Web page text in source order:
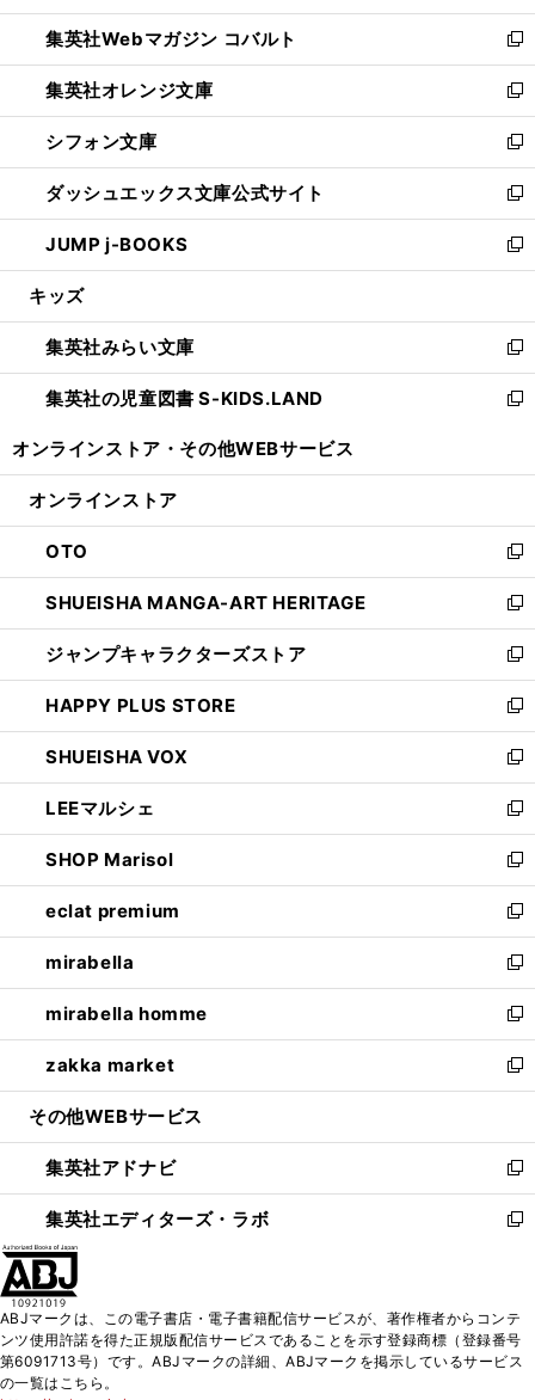
開
く
ウ
で
開
く
ン
ド
ウ
で
開
く
ウ
ィ
ン
ド
ウ
で
開
く
集英社Webマガジン コバルト
新
し
い
ウ
ィ
ン
ド
ウ
で
開
集英社オレンジ文庫
新
し
い
ウ
ィ
ン
ド
ウ
開
く
シフォン文庫
新
し
い
ウ
ィ
ン
ウ
で
開
く
ダッシュエックス文庫公式サイト
新
し
い
ウ
ン
ド
ウ
で
JUMP j-BOOKS
新
し
ウ
ィ
ン
ド
開
キッズ
集英社みらい文庫
新
し
い
ン
ウ
で
開
く
集英社の児童図書 S-KIDS.LAND
新
ウ
ン
ド
ウ
で
開
く
オンラインストア・ その他WEBサービス
オンラインストア
OTO
新
し
い
ウ
ィ
ン
ド
ウ
で
開
く
SHUEISHA MANGA-ART HERITAGE
新
し
い
ウ
ィ
ン
ド
ウ
で
開
く
ジャンプキャラクターズストア
新
し
い
ウ
ィ
ン
ド
ウ
で
開
く
HAPPY PLUS STORE
新
し
い
ウ
ィ
ン
ド
ウ
で
開
く
SHUEISHA VOX
新
し
い
ウ
ィ
ン
ド
ウ
で
開
く
LEEマルシェ
新
し
い
ウ
ィ
ン
ド
ウ
で
開
く
SHOP Marisol
新
し
い
ウ
ィ
ン
ド
ウ
で
開
eclat premium
新
し
い
ウ
ィ
ン
ド
ウ
開
く
mirabella
新
し
い
ウ
ィ
ン
ウ
で
開
く
mirabella homme
新
し
い
ウ
ン
ド
ウ
で
zakka market
新
し
ウ
ィ
ン
ド
く
その他WEBサービス
集英社アドナビ
新
し
い
ド
ウ
で
集英社エディターズ・ラボ
新
ィ
ン
ド
ABJマークは、この電子書店・電子書籍配信サービスが、著作権者からコンテ
ンツ使用許諾を得た正規版配信サービスであることを示す登録商標（登録番号
第6091713号）です。ABJマークの詳細、ABJマークを掲示しているサービス
の一覧はこちら。